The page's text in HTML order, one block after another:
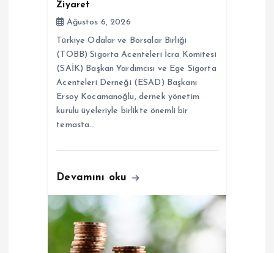
Ziyaret
Ağustos 6, 2026
Türkiye Odalar ve Borsalar Birliği
(TOBB) Sigorta Acenteleri İcra Komitesi
(SAİK) Başkan Yardımcısı ve Ege Sigorta
Acenteleri Derneği (ESAD) Başkanı
Ersoy Kocamanoğlu, dernek yönetim
kurulu üyeleriyle birlikte önemli bir
temasta…
Devamını oku